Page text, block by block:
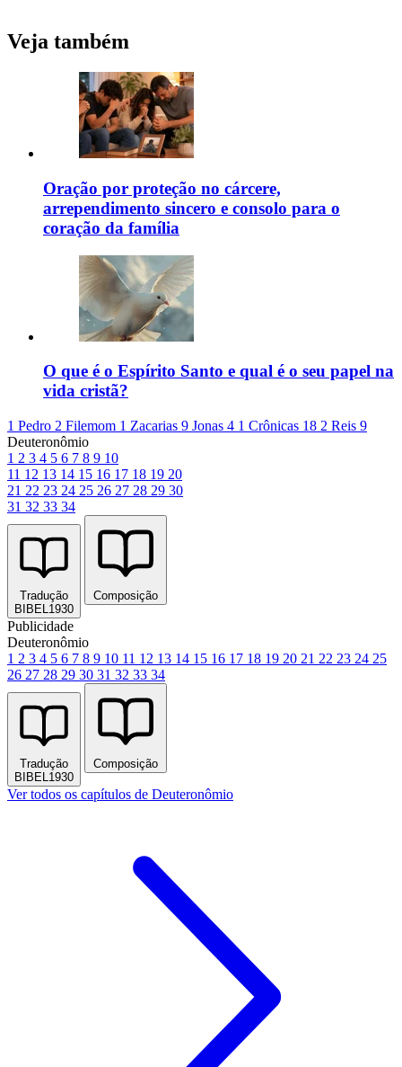
Veja também
Oração por proteção no cárcere,
arrependimento sincero e consolo para o
coração da família
O que é o Espírito Santo e qual é o seu papel na
vida cristã?
1 Pedro 2 Filemom 1 Zacarias 9 Jonas 4 1 Crônicas 18 2 Reis 9
Deuteronômio
1 2 3 4 5 6 7 8 9 10
11 12 13 14 15 16 17 18 19 20
21 22 23 24 25 26 27 28 29 30
31 32 33 34
Tradução
BIBEL1930
Composição
Publicidade
Deuteronômio
1 2 3 4 5 6 7 8 9 10 11 12 13 14 15 16 17 18 19 20 21 22 23 24 25
26 27 28 29 30 31 32 33 34
Tradução
BIBEL1930
Composição
Ver todos os capítulos de Deuteronômio